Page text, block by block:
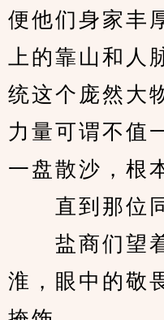
便他们身家丰
上的靠山和人
统这个庞然大
力量可谓不值
一盘散沙，根
直到那位同
盐商们望着
淮，眼中的敬